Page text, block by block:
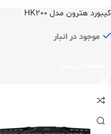
کیبورد هترون مدل HK200
موجود در انبار